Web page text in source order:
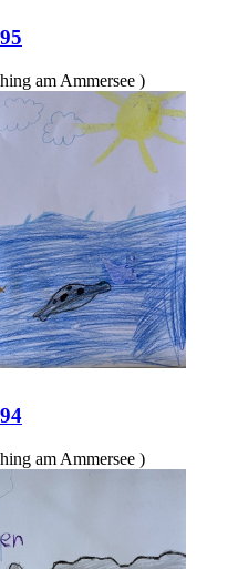
am Ammersee )
am Ammersee )